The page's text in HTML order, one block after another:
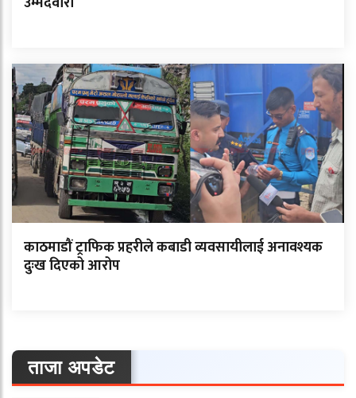
काठमाडौं ट्राफिक प्रहरीले कबाडी व्यवसायीलाई अनावश्यक
दुःख दिएको आरोप
ताजा अपडेट